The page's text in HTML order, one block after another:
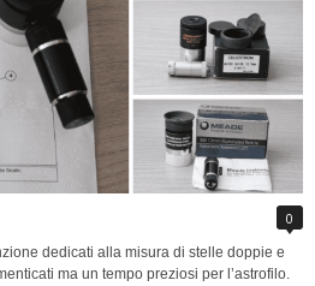
0
dedicati alla misura di stelle doppie e
ma un tempo preziosi per l’astrofilo.